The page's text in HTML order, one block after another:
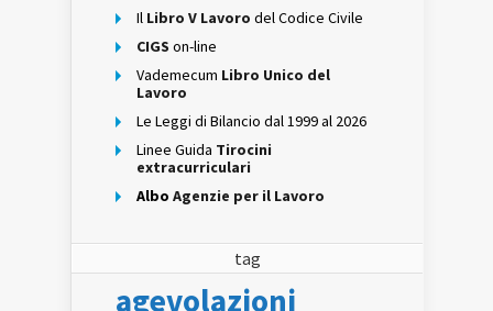
Il Libro V Lavoro del Codice Civile
CIGS on-line
Vademecum Libro Unico del
Lavoro
Le Leggi di Bilancio dal 1999 al 2026
Linee Guida Tirocini
extracurriculari
Albo Agenzie per il Lavoro
tag
agevolazioni